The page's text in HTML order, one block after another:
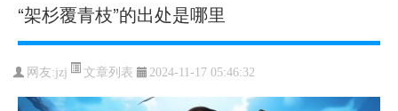
“架杉覆青枝”的出处是哪里
网友:jzj 文章列表 2024-11-17 05:46:32